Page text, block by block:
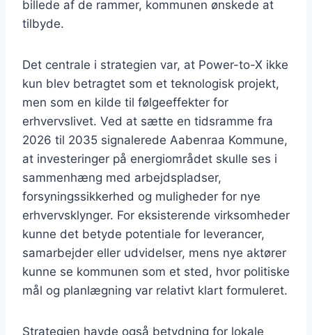
billede af de rammer, kommunen ønskede at
tilbyde.
Det centrale i strategien var, at Power-to-X ikke
kun blev betragtet som et teknologisk projekt,
men som en kilde til følgeeffekter for
erhvervslivet. Ved at sætte en tidsramme fra
2026 til 2035 signalerede Aabenraa Kommune,
at investeringer på energiområdet skulle ses i
sammenhæng med arbejdspladser,
forsyningssikkerhed og muligheder for nye
erhvervsklynger. For eksisterende virksomheder
kunne det betyde potentiale for leverancer,
samarbejder eller udvidelser, mens nye aktører
kunne se kommunen som et sted, hvor politiske
mål og planlægning var relativt klart formuleret.
Strategien havde også betydning for lokale